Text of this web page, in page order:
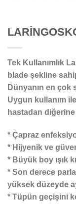
Tek Kullanımlık
blade şekline
Dünyanın en çok
Uygun kullanım
hastadan
* Çapraz
* Hijyenik ve
* Büyük boy ışık
* Son derece
yüksek düzeyde
* Tüpün geçişini